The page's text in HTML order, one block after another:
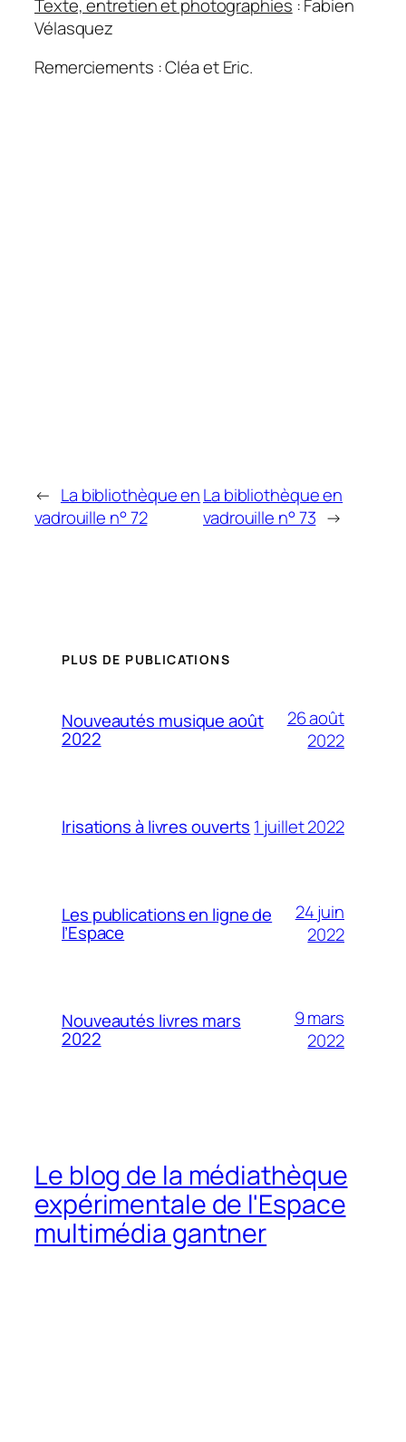
Texte, entretien et photographies : Fabien
Vélasquez
Remerciements : Cléa et Eric.
← La bibliothèque en
vadrouille n° 72
La bibliothèque en
vadrouille n° 73 →
PLUS DE PUBLICATIONS
Nouveautés musique août
2022
26 août
2022
Irisations à livres ouverts 1 juillet 2022
Les publications en ligne de
l’Espace
24 juin
2022
Nouveautés livres mars
2022
9 mars
2022
Le blog de la médiathèque
expérimentale de l'Espace
multimédia gantner